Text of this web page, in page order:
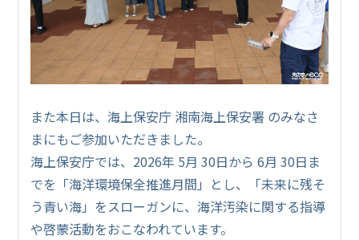
また本日は、海上保安庁 湘南海上保安署 のみなさ
まにもご参加いただきました。
海上保安庁では、2026年 5月 30日から 6月 30日ま
でを「海洋環境保全推進月間」とし、「未来に残そ
う青い海」をスローガンに、海洋汚染に関する指導
や啓蒙活動をおこなわれています。